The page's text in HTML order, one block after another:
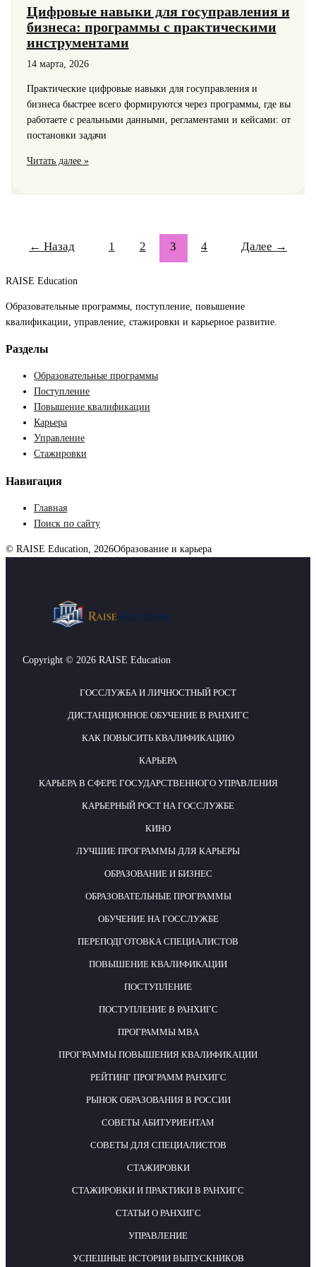
Цифровые навыки для госуправления и
бизнеса: программы с практическими
инструментами
14 марта, 2026
Практические цифровые навыки для госуправления и
бизнеса быстрее всего формируются через программы, где вы
работаете с реальными данными, регламентами и кейсами: от
постановки задачи
Цифровые
программы
практическими
Читать далее »
← Назад 1 2 3 4 Далее →
RAISE Education
Образовательные программы, поступление, повышение
квалификации, управление, стажировки и карьерное развитие.
Разделы
Образовательные программы
Поступление
Повышение квалификации
Карьера
Управление
Стажировки
Навигация
Главная
Поиск по сайту
© RAISE Education, 2026Образование и карьера
Copyright © 2026 RAISE Education
ГОССЛУЖБА И ЛИЧНОСТНЫЙ РОСТ
ДИСТАНЦИОННОЕ ОБУЧЕНИЕ В РАНХИГС
КАК ПОВЫСИТЬ КВАЛИФИКАЦИЮ
КАРЬЕРА
КАРЬЕРА В СФЕРЕ ГОСУДАРСТВЕННОГО УПРАВЛЕНИЯ
КАРЬЕРНЫЙ РОСТ НА ГОССЛУЖБЕ
КИНО
ЛУЧШИЕ ПРОГРАММЫ ДЛЯ КАРЬЕРЫ
ОБРАЗОВАНИЕ И БИЗНЕС
ОБРАЗОВАТЕЛЬНЫЕ ПРОГРАММЫ
ОБУЧЕНИЕ НА ГОССЛУЖБЕ
ПЕРЕПОДГОТОВКА СПЕЦИАЛИСТОВ
ПОВЫШЕНИЕ КВАЛИФИКАЦИИ
ПОСТУПЛЕНИЕ
ПОСТУПЛЕНИЕ В РАНХИГС
ПРОГРАММЫ MBA
ПРОГРАММЫ ПОВЫШЕНИЯ КВАЛИФИКАЦИИ
РЕЙТИНГ ПРОГРАММ РАНХИГС
РЫНОК ОБРАЗОВАНИЯ В РОССИИ
СОВЕТЫ АБИТУРИЕНТАМ
СОВЕТЫ ДЛЯ СПЕЦИАЛИСТОВ
СТАЖИРОВКИ
СТАЖИРОВКИ И ПРАКТИКИ В РАНХИГС
СТАТЬИ О РАНХИГС
УПРАВЛЕНИЕ
УСПЕШНЫЕ ИСТОРИИ ВЫПУСКНИКОВ